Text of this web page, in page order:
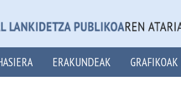
ERAKUNDEAK